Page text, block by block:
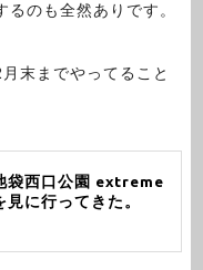
のも全然ありです。
末までやってること
袋西口公園 extreme
に行ってきた。